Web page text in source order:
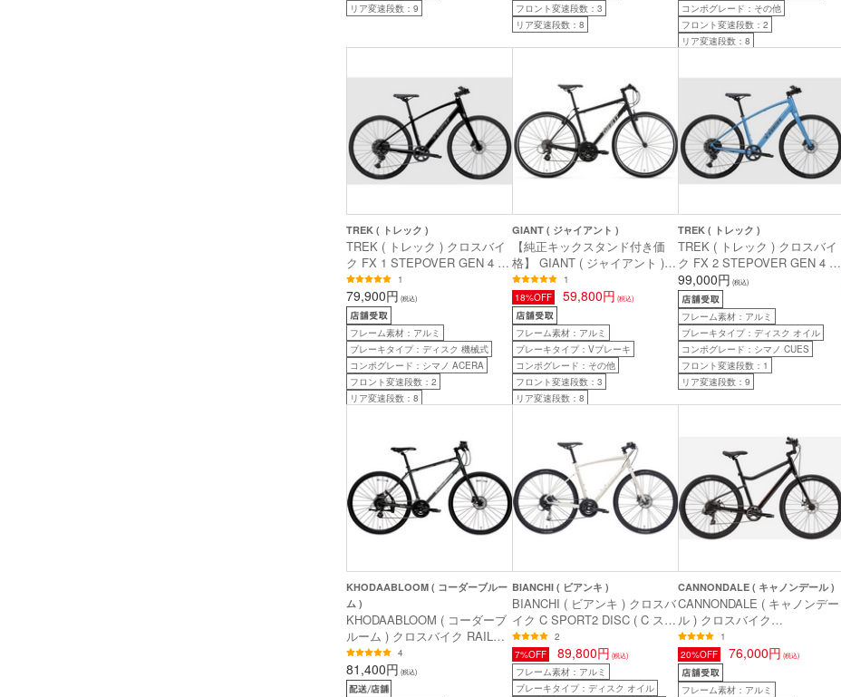
リア変速段数：9
フロント変速段数：3
リア変速段数：8
コンポグレード：その他
フロント変速段数：2
リア変速段数：8
TREK ( トレック )
TREK ( トレック ) クロスバイ
ク FX 1 STEPOVER GEN 4 ダ
ークスター L ( 身長目安180cm
前後 )
1
79,900円 (税込)
フレーム素材：アルミ
ブレーキタイプ：ディスク 機械式
コンポグレード：シマノ ACERA
フロント変速段数：2
リア変速段数：8
GIANT ( ジャイアント )
【純正キックスタンド付き価
格】 GIANT ( ジャイアント )
クロスバイク ESCAPE R 3 (
エスケープ R 3 ) マットブラッ
ク 365(XXS) ( 身長目安150cm
前後 )
1
18%OFF
59,800円 (税込)
フレーム素材：アルミ
ブレーキタイプ：Vブレーキ
コンポグレード：その他
フロント変速段数：3
リア変速段数：8
TREK ( トレック )
TREK ( トレック ) クロスバイ
ク FX 2 STEPOVER GEN 4 フ
ィヨルドブルー M ( 身長目安
170cm前後 )
99,000円 (税込)
フレーム素材：アルミ
ブレーキタイプ：ディスク オイル
コンポグレード：シマノ CUES
フロント変速段数：1
リア変速段数：9
KHODAABLOOM ( コーダーブルー
ム )
KHODAABLOOM ( コーダーブ
ルーム ) クロスバイク RAIL
DISC ( レイル ディスク ) マッ
トダークグリーン 440mm( 身
長目安175cm前後 )
4
81,400円 (税込)
BIANCHI ( ビアンキ )
BIANCHI ( ビアンキ ) クロスバ
イク C SPORT2 DISC ( C スポ
ーツ2 ディスク ) ホワイトサン
ド/メタルロゴ 47 ( 身長目安
165cm前後 )
2
7%OFF
89,800円 (税込)
フレーム素材：アルミ
ブレーキタイプ：ディスク オイル
CANNONDALE ( キャノンデール )
CANNONDALE ( キャノンデー
ル ) クロスバイク
TREADWELL 3 ( トレッドウェ
ル 3 ) ブラック MD ( 適正身長
160-180cm前後 )
1
20%OFF
76,000円 (税込)
フレーム素材：アルミ